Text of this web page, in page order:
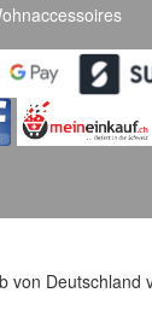
von Deutschland